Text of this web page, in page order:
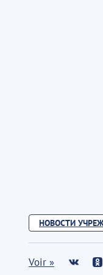
НОВОСТИ
Voir »